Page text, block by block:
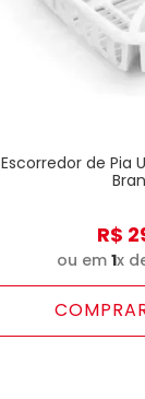
Escorredor de Pia
R$
ou em1x